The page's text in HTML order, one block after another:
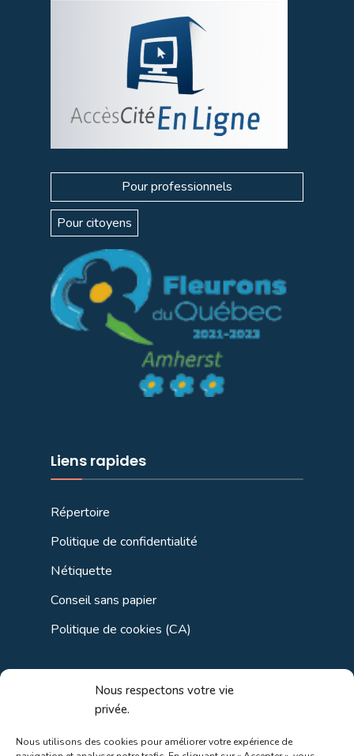
Nous respectons votre vie
privée.
Nous utilisons des cookies pour améliorer votre expérience de
Pour professionnels
Pour citoyens
Liens rapides
Répertoire
Politique de confidentialité
Nétiquette
Conseil sans papier
Politique de cookies (CA)
Liens utiles
Liens régionaux